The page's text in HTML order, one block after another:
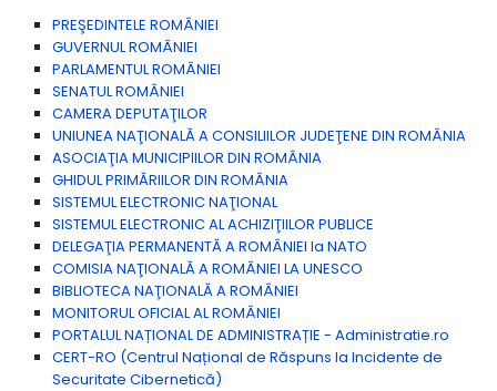
PREŞEDINTELE ROMÂNIEI
GUVERNUL ROMÂNIEI
PARLAMENTUL ROMÂNIEI
SENATUL ROMÂNIEI
CAMERA DEPUTAŢILOR
UNIUNEA NAŢIONALĂ A CONSILIILOR JUDEŢENE DIN ROMÂNIA
ASOCIAŢIA MUNICIPIILOR DIN ROMÂNIA
GHIDUL PRIMĂRIILOR DIN ROMÂNIA
SISTEMUL ELECTRONIC NAŢIONAL
SISTEMUL ELECTRONIC AL ACHIZIŢIILOR PUBLICE
DELEGAŢIA PERMANENTĂ A ROMÂNIEI la NATO
COMISIA NAŢIONALĂ A ROMÂNIEI LA UNESCO
BIBLIOTECA NAŢIONALĂ A ROMÂNIEI
MONITORUL OFICIAL AL ROMÂNIEI
PORTALUL NAȚIONAL DE ADMINISTRAȚIE - Administratie.ro
CERT-RO (Centrul Național de Răspuns la Incidente de
Securitate Cibernetică)